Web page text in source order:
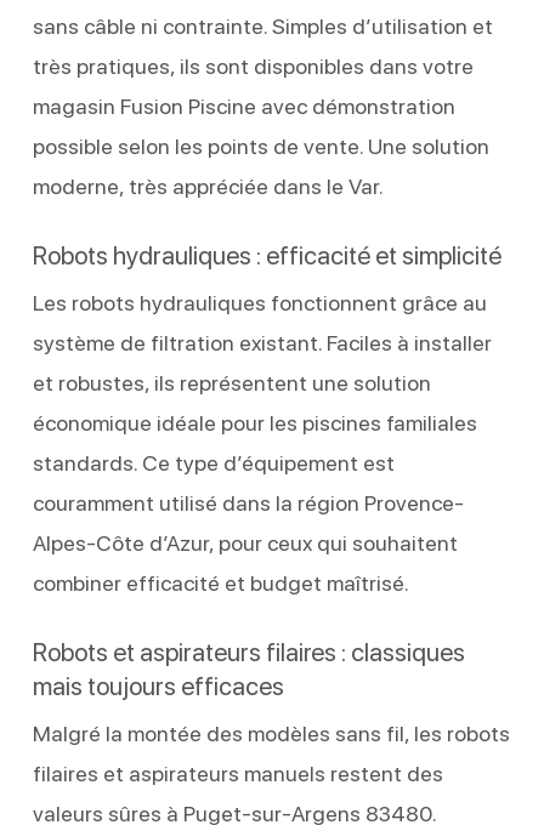
sans câble ni contrainte. Simples d’utilisation et
très pratiques, ils sont disponibles dans votre
magasin Fusion Piscine avec démonstration
possible selon les points de vente. Une solution
moderne, très appréciée dans le Var.
Robots hydrauliques : efficacité et simplicité
Les robots hydrauliques fonctionnent grâce au
système de filtration existant. Faciles à installer
et robustes, ils représentent une solution
économique idéale pour les piscines familiales
standards. Ce type d’équipement est
couramment utilisé dans la région Provence-
Alpes-Côte d’Azur, pour ceux qui souhaitent
combiner efficacité et budget maîtrisé.
Robots et aspirateurs filaires : classiques
mais toujours efficaces
Malgré la montée des modèles sans fil, les robots
filaires et aspirateurs manuels restent des
valeurs sûres à Puget-sur-Argens 83480.